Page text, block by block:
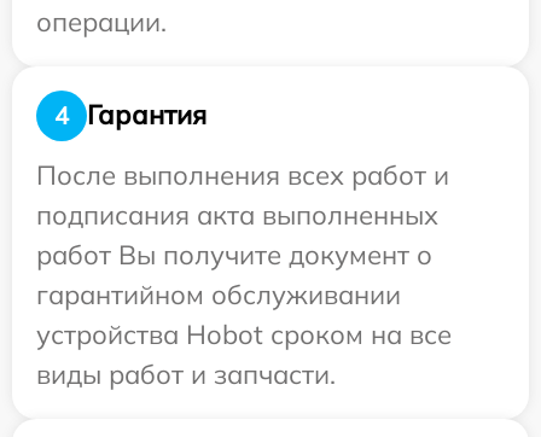
операции.
4
Гарантия
После выполнения всех работ и
подписания акта выполненных
работ Вы получите документ о
гарантийном обслуживании
устройства Hobot сроком на все
виды работ и запчасти.